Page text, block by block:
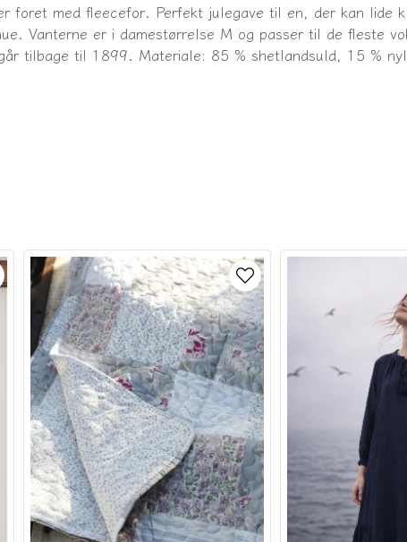
foret med fleecefor. Perfekt julegave til en, der kan lide
Vanterne er i damestørrelse M og passer til de fleste
tilbage til 1899. Materiale: 85 % shetlandsuld, 15 %